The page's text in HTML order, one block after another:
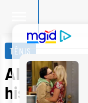
to
content
TÊNIS
Alcaraz
histórico